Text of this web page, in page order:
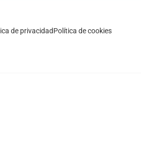
de privacidadPolítica de cookies